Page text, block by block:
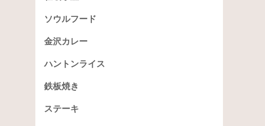
ソウルフード
金沢カレー
ハントンライス
鉄板焼き
ステーキ